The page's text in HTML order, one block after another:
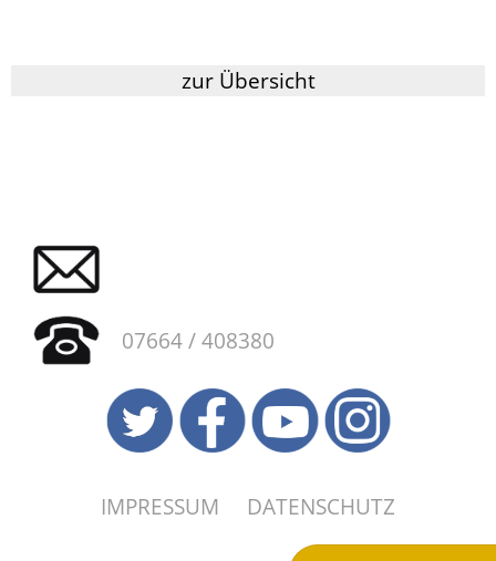
zur Übersicht
07664 / 408380
IMPRESSUM DATENSCHUTZ